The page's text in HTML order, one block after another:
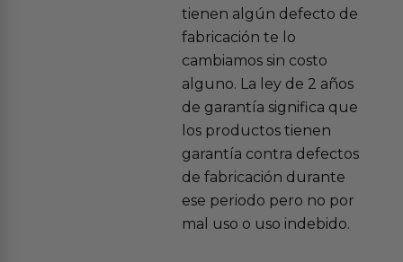
tienen algún defecto de
fabricación te lo
cambiamos sin costo
alguno. La ley de 2 años
de garantía significa que
los productos tienen
garantía contra defectos
de fabricación durante
ese periodo pero no por
mal uso o uso indebido.